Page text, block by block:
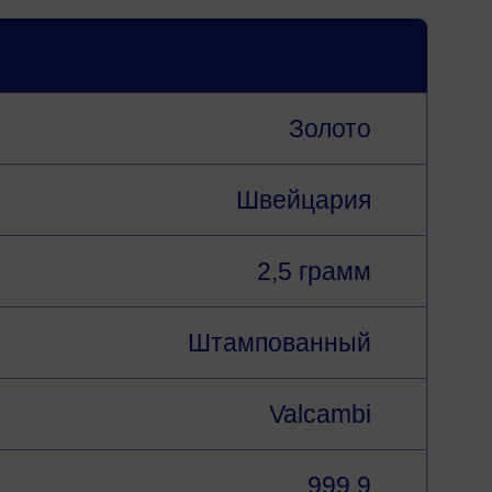
Золото
Швейцария
2,5 грамм
Штампованный
Valcambi
999,9